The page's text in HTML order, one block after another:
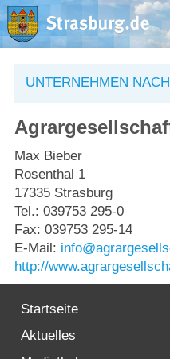
Rathaus
Natur – Kultur –
Wirtschaft
UNTERNEHMEN
Max Bieber
Rosenthal 1
17335 Strasburg
Tel.: 039753 295-0
Fax: 039753 295-14
E-Mail:
http://
Startseite
Aktuelles